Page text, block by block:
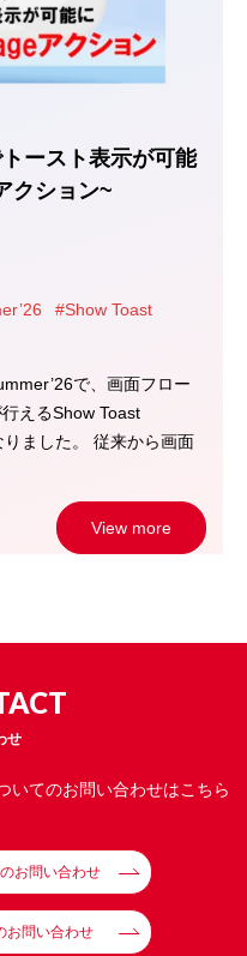
ースト表示が可能
クション~
#Show Toast
で、画面フロー
えるShow Toast
ました。 従来から画面
View more
せ
いてのお問い合わせはこちら
お問い合わせ
お問い合わせ